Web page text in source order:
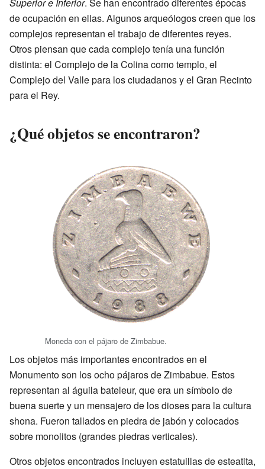
de ocupación en ellas. Algunos arqueólogos creen que los
complejos representan el trabajo de diferentes reyes.
Otros piensan que cada complejo tenía una función
distinta: el Complejo de la Colina como templo, el
Complejo del Valle para los ciudadanos y el Gran Recinto
para el Rey.
¿Qué objetos se encontraron?
Moneda con el pájaro de Zimbabue.
Los objetos más importantes encontrados en el
Monumento son los ocho pájaros de Zimbabue. Estos
representan al águila bateleur, que era un símbolo de
buena suerte y un mensajero de los dioses para la cultura
shona. Fueron tallados en piedra de jabón y colocados
sobre monolitos (grandes piedras verticales).
Otros objetos encontrados incluyen estatuillas de esteatita,